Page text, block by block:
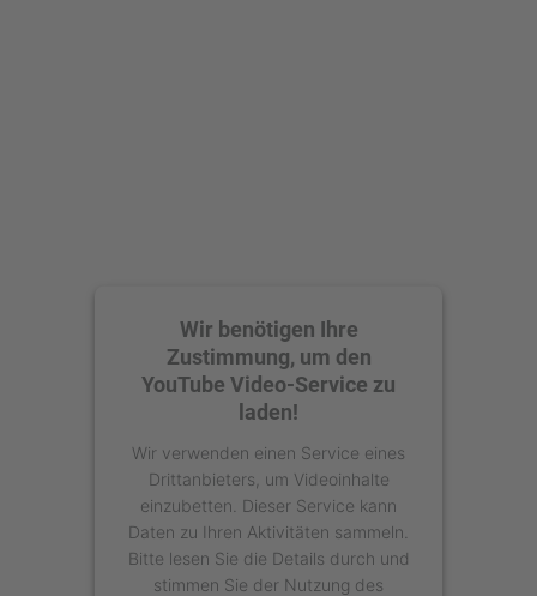
Wir benötigen Ihre
Zustimmung, um den
YouTube Video-Service zu
laden!
Wir verwenden einen Service eines
Drittanbieters, um Videoinhalte
einzubetten. Dieser Service kann
Daten zu Ihren Aktivitäten sammeln.
Bitte lesen Sie die Details durch und
stimmen Sie der Nutzung des